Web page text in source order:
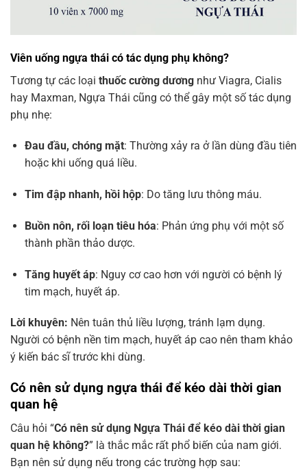
Viên uống ngựa thái có tác dụng phụ không?
Tương tự các loại thuốc cường dương như Viagra, Cialis
hay Maxman, Ngựa Thái cũng có thể gây một số tác dụng
phụ nhẹ:
Đau đầu, chóng mặt: Thường xảy ra ở lần dùng đầu tiên
hoặc khi uống quá liều.
Tim đập nhanh, hồi hộp: Do tăng lưu thông máu.
Buồn nôn, rối loạn tiêu hóa: Phản ứng phụ với một số
thành phần thảo dược.
Tăng huyết áp: Nguy cơ cao hơn với người có bệnh lý
tim mạch, huyết áp.
Lời khuyên: Nên tuân thủ liều lượng, tránh lạm dụng.
Người có bệnh nền tim mạch, huyết áp cao nên tham khảo
ý kiến bác sĩ trước khi dùng.
Có nên sử dụng ngựa thái để kéo dài thời gian
quan hệ
Câu hỏi “Có nên sử dụng Ngựa Thái để kéo dài thời gian
quan hệ không?” là thắc mắc rất phổ biến của nam giới.
Bạn nên sử dụng nếu trong các trường hợp sau: